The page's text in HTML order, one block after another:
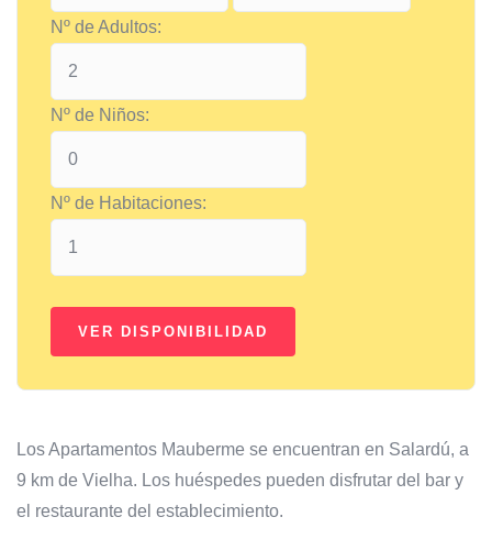
Nº de Adultos:
Nº de Niños:
Nº de Habitaciones:
Los Apartamentos Mauberme se encuentran en Salardú, a
9 km de Vielha. Los huéspedes pueden disfrutar del bar y
el restaurante del establecimiento.